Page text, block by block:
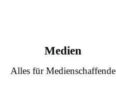
Medien
Alles für Medienschaffende